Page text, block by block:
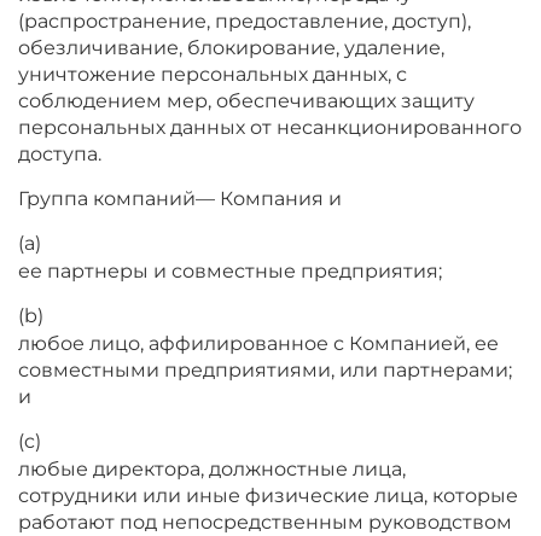
(распространение, предоставление, доступ),
обезличивание, блокирование, удаление,
уничтожение персональных данных, с
соблюдением мер, обеспечивающих защиту
персональных данных от несанкционированного
доступа.
Группа компаний— Компания и
(a)
ее партнеры и совместные предприятия;
(b)
любое лицо, аффилированное с Компанией, ее
совместными предприятиями, или партнерами;
и
(c)
любые директора, должностные лица,
сотрудники или иные физические лица, которые
работают под непосредственным руководством